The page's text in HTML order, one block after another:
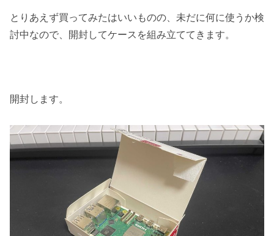
とりあえず買ってみたはいいものの、未だに何に使うか検
討中なので、開封してケースを組み立ててきます。
開封します。